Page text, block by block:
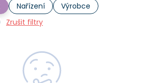
Nařízení
Výrobce
Zrušit filtry